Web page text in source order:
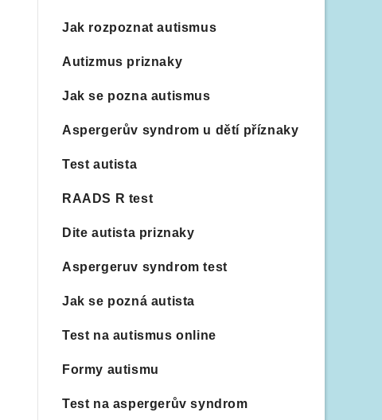
Jak rozpoznat autismus
Autizmus priznaky
Jak se pozna autismus
Aspergerův syndrom u dětí příznaky
Test autista
RAADS R test
Dite autista priznaky
Aspergeruv syndrom test
Jak se pozná autista
Test na autismus online
Formy autismu
Test na aspergerův syndrom